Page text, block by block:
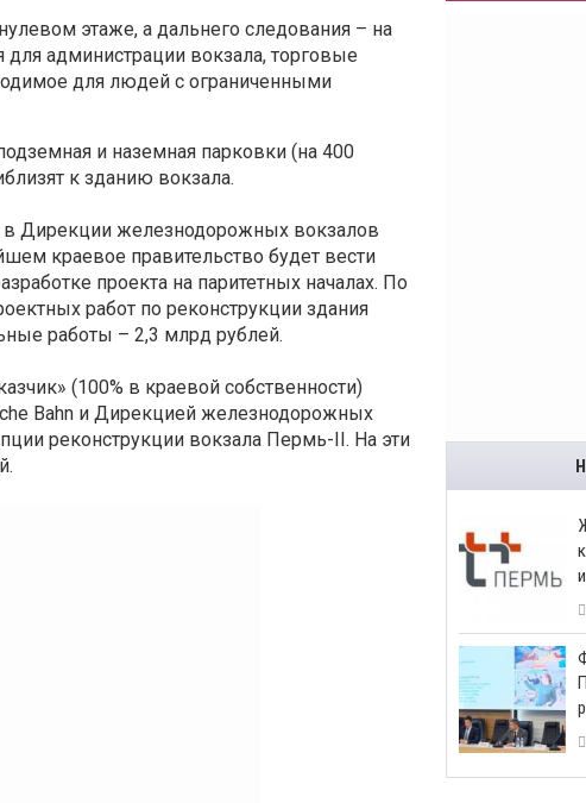
этаже, а дальнего следования – на
администрации вокзала, торговые
для людей с ограниченными
и наземная парковки (на 400
к зданию вокзала.
Дирекции железнодорожных вокзалов
краевое правительство будет вести
проекта на паритетных началах. По
работ по реконструкции здания
работы – 2,3 млрд рублей.
(100% в краевой собственности)
Bahn и Дирекцией железнодорожных
реконструкции вокзала Пермь-II. На эти